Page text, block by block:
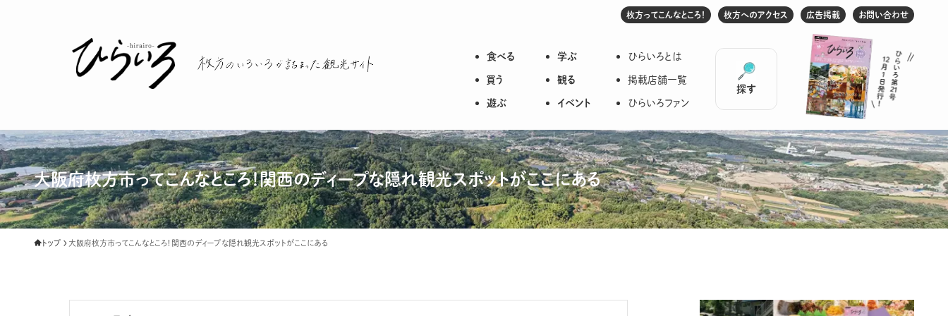
枚方のいろいろが詰まった観光サイト
食べる
買う
遊ぶ
学ぶ
観る
イベント
ひらいろとは
掲載店舗一覧
ひらいろファン
探す
枚方ってこんなところ！ 枚方へのアクセス 広告掲載 お問い合わせ
大阪府枚方市ってこんなところ！関西のディープな隠れ観光スポットがここにある
トップ 大阪府枚方市ってこんなところ！関西のディープな隠れ観光スポットがここにある